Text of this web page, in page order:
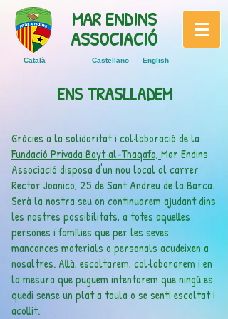
MAR ENDINS
ASSOCIACIÓ
Català Castellano English
ENS TRASLLADEM
Gràcies a la solidaritat i col·laboració de la
Fundació Privada Bayt al-Thaqafa, Mar Endins
Associació disposa d'un nou local al carrer
Rector Joanico, 25 de Sant Andreu de la Barca.
Serà la nostra seu on continuarem ajudant dins
les nostres possibilitats, a totes aquelles
persones i famílies que per les seves
mancances materials o personals acudeixen a
nosaltres. Allà, escoltarem, col·laborarem i en
la mesura que puguem intentarem que ningú es
quedi sense un plat a taula o se senti escoltat i
acollit.